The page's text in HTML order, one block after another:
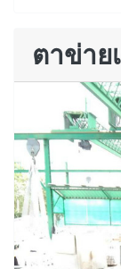
ตาข่าย